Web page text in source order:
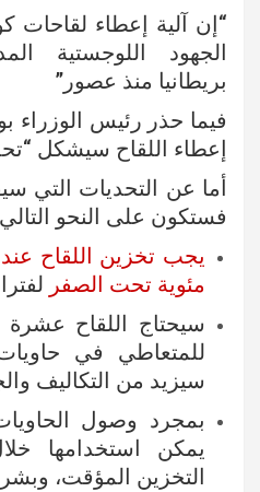
“إن آلية إعطاء لقاحات
الجهود اللوجستية
بريطانيا منذ عصور”
فيما حذر رئيس
إعطاء اللقاح سيشكل
أما عن التحديات التي
فستكون على النحو
مئوية تحت الصفر
سيحتاج اللقاح عشرة
للمتعاطي في
سيزيد من التكاليف
بمجرد وصول
التخزين المؤقت،